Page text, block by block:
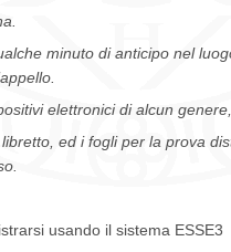
minuto di anticipo nel
elettronici di alcun genere,
ed i fogli per la prova
usando il sistema ESSE3